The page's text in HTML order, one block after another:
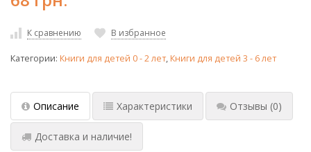
К сравнению В избранное
Категории: Книги для детей 0 - 2 лет,Книги для детей 3 - 6 лет
Описание Характеристики Отзывы (0)
Доставка и наличие!